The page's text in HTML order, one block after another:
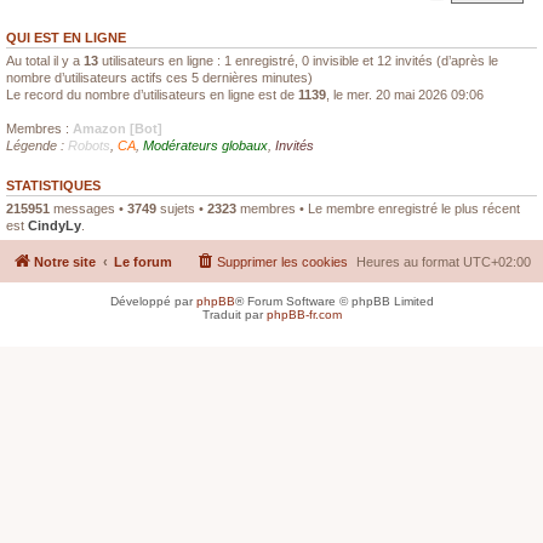
QUI EST EN LIGNE
Au total il y a 13 utilisateurs en ligne : 1 enregistré, 0 invisible et 12 invités (d’après le
nombre d’utilisateurs actifs ces 5 dernières minutes)
Le record du nombre d’utilisateurs en ligne est de 1139 , le mer. 20 mai 2026 09:06
Membres : Amazon [Bot]
Légende : Robots CA Modérateurs globaux Invités
STATISTIQUES
215951 messages • 3749 sujets • 2323 membres • Le membre enregistré le plus récent
est CindyLy
Notre site Le forum Heures au format UTC+02:00
Supprimer les cookies
Développé parphpBB® Forum Software © phpBB Limited
Traduit parphpBB-fr.com